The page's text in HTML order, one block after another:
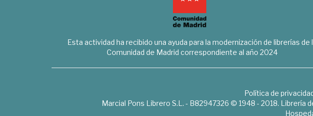
Esta actividad ha recibido una ayuda para la modernización de librerías de
Comunidad de Madrid correspondiente al año 2024
Política de
Marcial Pons Librero S.L. - B82947326 © 1948 - 2018. Librería